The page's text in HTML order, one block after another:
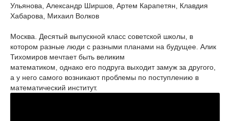
Ульянова, Александр Ширшов, Артем Карапетян, Клавдия
Хабарова, Михаил Волков
Москва. Десятый выпускной класс советской школы, в
котором разные люди с разными планами на будущее. Алик
Тихомиров мечтает быть великим
математиком, однако его подруга выходит замуж за другого,
а у него самого возникают проблемы по поступлению в
математический институт.